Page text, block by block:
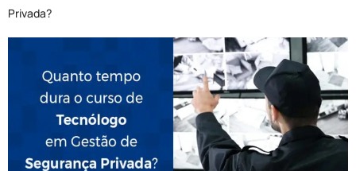
Privada?